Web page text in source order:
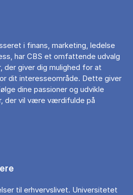
i finans, marketing, ledelse
har CBS et omfattende udvalg
der giver dig mulighed for at
dit interesseområde. Dette giver
dine passioner og udvikle
der vil være værdifulde på
til erhvervslivet. Universitetet